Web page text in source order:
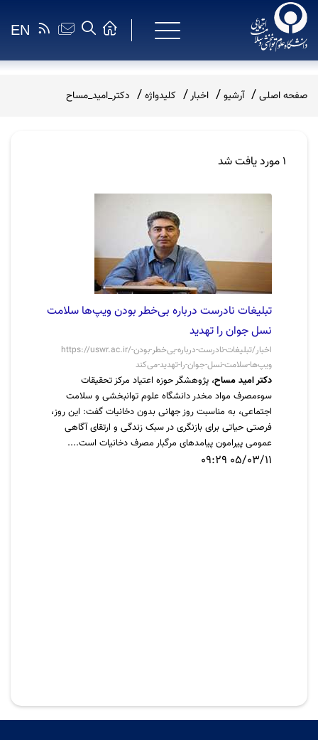
EN
صفحه اصلی آرشیو اخبار کلیدواژه دکتر_امید_مساح
1 مورد یافت شد
تبلیغات نادرست درباره بی‌خطر بودن ویپ‌ها سلامت
نسل جوان را تهدید
https://uswr.ac.ir/اخبار/تبلیغات-نادرست-درباره-بی‌خطر-بودن-
ویپ‌ها-سلامت-نسل-جوان-را-تهدید-می‌کند
دکتر امید مساح، پژوهشگر حوزه اعتیاد مرکز تحقیقات
سوءمصرف مواد مخدر دانشگاه علوم توانبخشی و سلامت
اجتماعی، به مناسبت روز جهانی بدون دخانیات گفت: این روز،
فرصتی حیاتی برای بازنگری در سبک زندگی و ارتقای آگاهی
عمومی پیرامون پیامدهای مرگبار مصرف دخانیات است....
05/03/11 09:29